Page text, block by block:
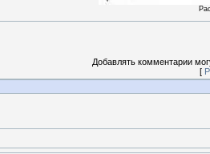
Добавлять комментарии
[